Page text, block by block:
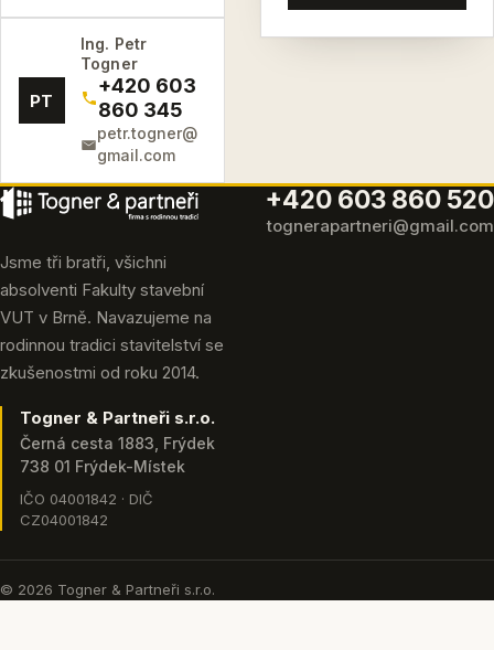
PT
Ing. Petr
Togner
+420 603
860 345
petr.togner@
gmail.com
Jsme tři bratři, všichni
absolventi Fakulty stavební
VUT v Brně. Navazujeme na
rodinnou tradici stavitelství se
zkušenostmi od roku 2014.
Togner & Partneři s.r.o.
Černá cesta 1883, Frýdek
738 01 Frýdek-Místek
IČO 04001842 · DIČ
CZ04001842
+420 603 860 520
tognerapartneri@gmail.com
© 2026 Togner & Partneři s.r.o.